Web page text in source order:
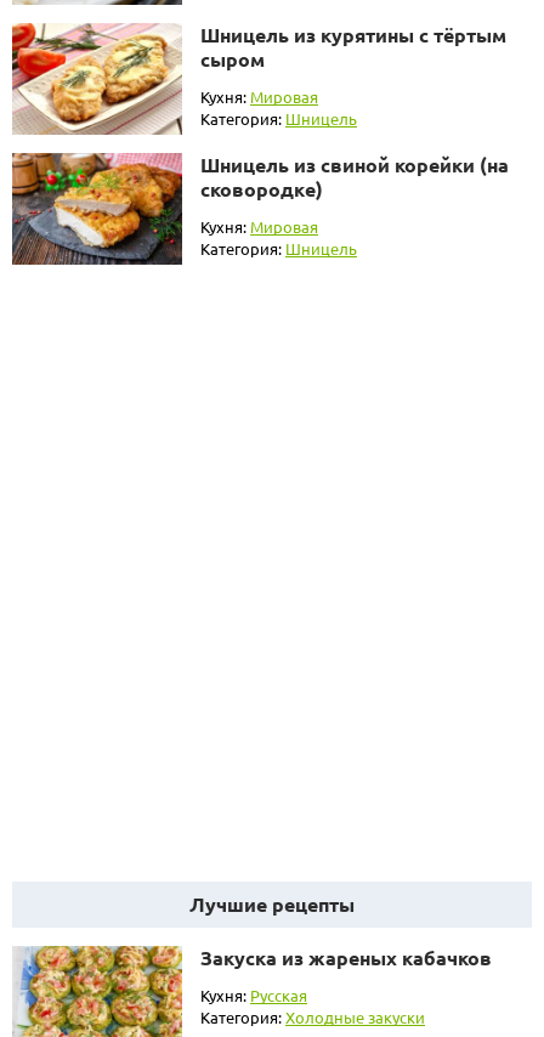
Шницель из курятины с тёртым
сыром
Кухня: Мировая
Категория: Шницель
Шницель из свиной корейки (на
сковородке)
Кухня: Мировая
Категория: Шницель
Лучшие рецепты
Закуска из жареных кабачков
Кухня: Русская
Категория:Холодные закуски